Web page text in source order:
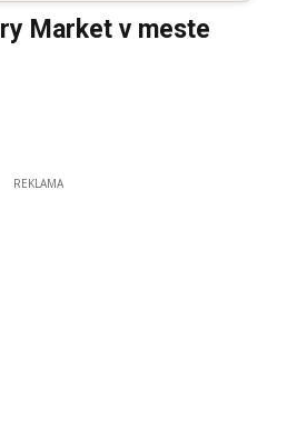
Market v meste
REKLAMA